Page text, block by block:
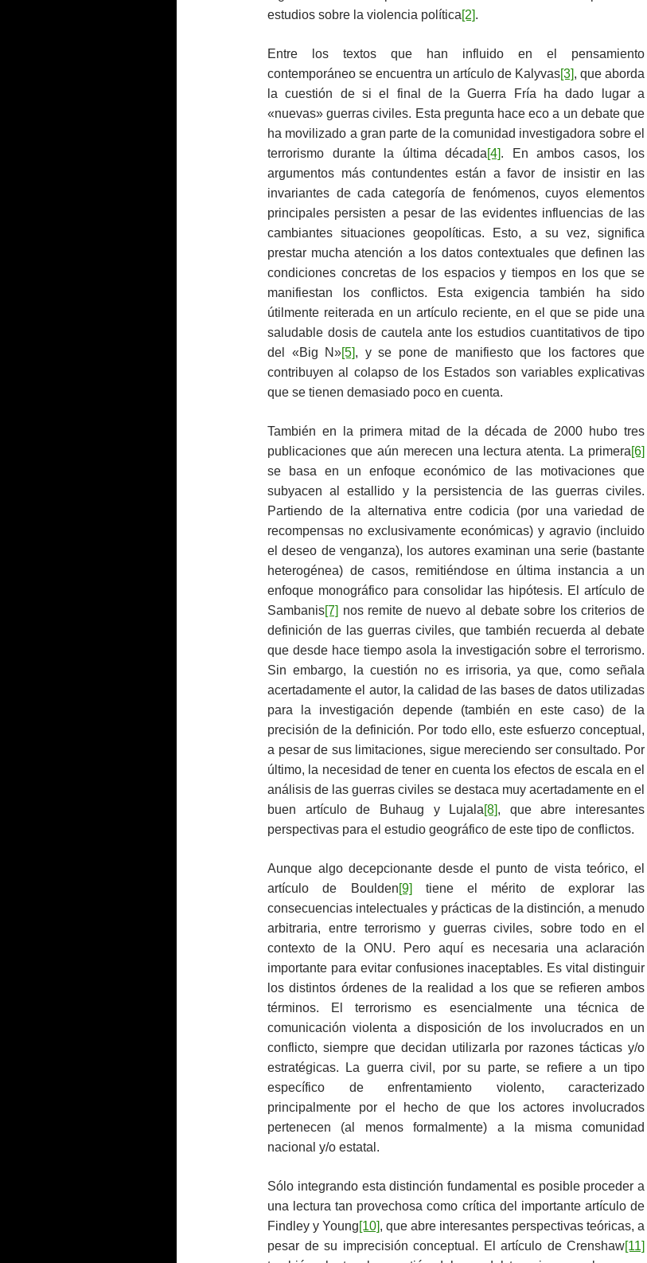
estudios sobre la violencia política[2].
Entre los textos que han influido en el pensamiento
contemporáneo se encuentra un artículo de Kalyvas[3], que aborda
la cuestión de si el final de la Guerra Fría ha dado lugar a
«nuevas» guerras civiles. Esta pregunta hace eco a un debate que
ha movilizado a gran parte de la comunidad investigadora sobre el
terrorismo durante la última década[4]. En ambos casos, los
argumentos más contundentes están a favor de insistir en las
invariantes de cada categoría de fenómenos, cuyos elementos
principales persisten a pesar de las evidentes influencias de las
cambiantes situaciones geopolíticas. Esto, a su vez, significa
prestar mucha atención a los datos contextuales que definen las
condiciones concretas de los espacios y tiempos en los que se
manifiestan los conflictos. Esta exigencia también ha sido
útilmente reiterada en un artículo reciente, en el que se pide una
saludable dosis de cautela ante los estudios cuantitativos de tipo
del «Big N»[5], y se pone de manifiesto que los factores que
contribuyen al colapso de los Estados son variables explicativas
que se tienen demasiado poco en cuenta.
También en la primera mitad de la década de 2000 hubo tres
publicaciones que aún merecen una lectura atenta. La primera[6]
se basa en un enfoque económico de las motivaciones que
subyacen al estallido y la persistencia de las guerras civiles.
Partiendo de la alternativa entre codicia (por una variedad de
recompensas no exclusivamente económicas) y agravio (incluido
el deseo de venganza), los autores examinan una serie (bastante
heterogénea) de casos, remitiéndose en última instancia a un
enfoque monográfico para consolidar las hipótesis. El artículo de
Sambanis[7] nos remite de nuevo al debate sobre los criterios de
definición de las guerras civiles, que también recuerda al debate
que desde hace tiempo asola la investigación sobre el terrorismo.
Sin embargo, la cuestión no es irrisoria, ya que, como señala
acertadamente el autor, la calidad de las bases de datos utilizadas
para la investigación depende (también en este caso) de la
precisión de la definición. Por todo ello, este esfuerzo conceptual,
a pesar de sus limitaciones, sigue mereciendo ser consultado. Por
último, la necesidad de tener en cuenta los efectos de escala en el
análisis de las guerras civiles se destaca muy acertadamente en el
buen artículo de Buhaug y Lujala[8], que abre interesantes
perspectivas para el estudio geográfico de este tipo de conflictos.
Aunque algo decepcionante desde el punto de vista teórico, el
artículo de Boulden[9] tiene el mérito de explorar las
consecuencias intelectuales y prácticas de la distinción, a menudo
arbitraria, entre terrorismo y guerras civiles, sobre todo en el
contexto de la ONU. Pero aquí es necesaria una aclaración
importante para evitar confusiones inaceptables. Es vital distinguir
los distintos órdenes de la realidad a los que se refieren ambos
términos. El terrorismo es esencialmente una técnica de
comunicación violenta a disposición de los involucrados en un
conflicto, siempre que decidan utilizarla por razones tácticas y/o
estratégicas. La guerra civil, por su parte, se refiere a un tipo
específico de enfrentamiento violento, caracterizado
principalmente por el hecho de que los actores involucrados
pertenecen (al menos formalmente) a la misma comunidad
nacional y/o estatal.
Sólo integrando esta distinción fundamental es posible proceder a
una lectura tan provechosa como crítica del importante artículo de
Findley y Young[10], que abre interesantes perspectivas teóricas, a
pesar de su imprecisión conceptual. El artículo de Crenshaw[11]